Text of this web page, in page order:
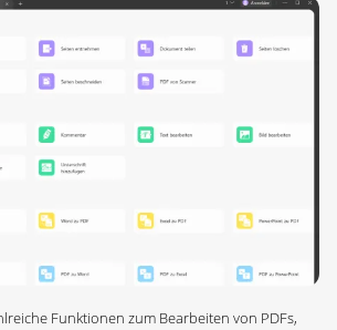
Funktionen zum Bearbeiten von PDFs,